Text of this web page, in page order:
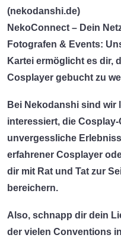
(nekodanshi.de)
NekoConnect – Dein
Fotografen & Events:
Kartei ermöglicht es dir,
Cosplayer gebucht zu
Bei Nekodanshi sind wir
interessiert, die
unvergessliche
erfahrener Cosplayer
dir mit Rat und Tat zur
bereichern.
Also, schnapp dir dein
der vielen Conventions